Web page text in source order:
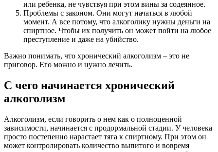
или ребенка, не чувствуя при этом вины за содеянное.
Проблемы с законом. Они могут начаться в любой
момент. А все потому, что алкоголику нужны деньги на
спиртное. Чтобы их получить он может пойти на любое
преступление и даже на убийство.
Важно понимать, что хронический алкоголизм – это не
приговор. Его можно и нужно лечить.
С чего начинается хронический
алкоголизм
Алкоголизм, если говорить о нем как о полноценной
зависимости, начинается с продормальной стадии. У человека
просто постепенно нарастает тяга к спиртному. При этом он
может контролировать количество выпитого и вовремя